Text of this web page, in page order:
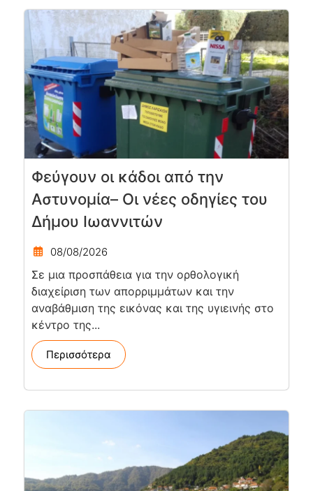
Φεύγουν οι κάδοι από την
Αστυνομία– Οι νέες οδηγίες του
Δήμου Ιωαννιτών
08/08/2026
Σε μια προσπάθεια για την ορθολογική
διαχείριση των απορριμμάτων και την
αναβάθμιση της εικόνας και της υγιεινής στο
κέντρο της...
Περισσότερα